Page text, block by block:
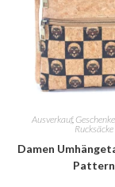
Ausverkauf, Geschenke
Rucksäcke
Damen
Pattern